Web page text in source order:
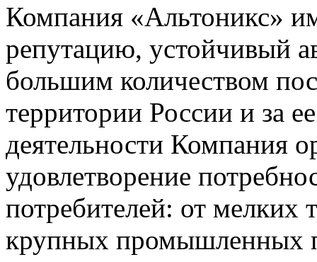
Компания «Альтоникс»
репутацию, устойчивый
большим количеством
территории России и за
деятельности Компания
удовлетворение
потребителей: от мелких
крупных промышленных